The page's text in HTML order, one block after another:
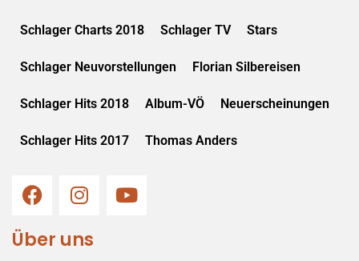
Schlager Charts 2018 Schlager TV Stars
Schlager Neuvorstellungen Florian Silbereisen
Schlager Hits 2018 Album-VÖ Neuerscheinungen
Schlager Hits 2017 Thomas Anders
Über uns